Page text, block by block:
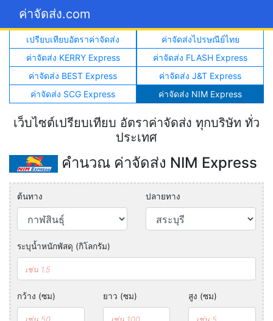
ค่าจัดส่ง.com
เปรียบเทียบอัตราค่าจัดส่ง
ค่าจัดส่งไปรษณีย์ไทย
ค่าจัดส่ง KERRY Express
ค่าจัดส่ง FLASH Express
ค่าจัดส่ง BEST Express
ค่าจัดส่ง J&T Express
ค่าจัดส่ง SCG Express
ค่าจัดส่ง NIM Express
เว็บไซต์เปรียบเทียบ อัตราค่าจัดส่ง ทุกบริษัท ทั่ว
ประเทศ
คำนวณ ค่าจัดส่ง NIM Express
ต้นทาง ปลายทาง
ระบุน้ำหนักพัสดุ (กิโลกรัม)
กว้าง (ซม) ยาว (ซม) สูง (ซม)